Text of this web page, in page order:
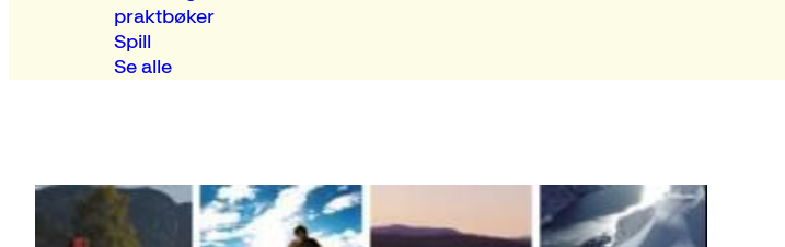
praktbøker
Spill
Se alle